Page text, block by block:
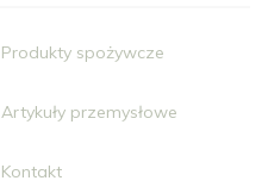
Produkty spożywcze
Artykuły przemysłowe
Kontakt